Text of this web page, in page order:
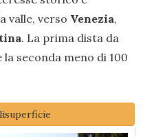
valle, verso Venezia,
. La prima dista da
seconda meno di 100